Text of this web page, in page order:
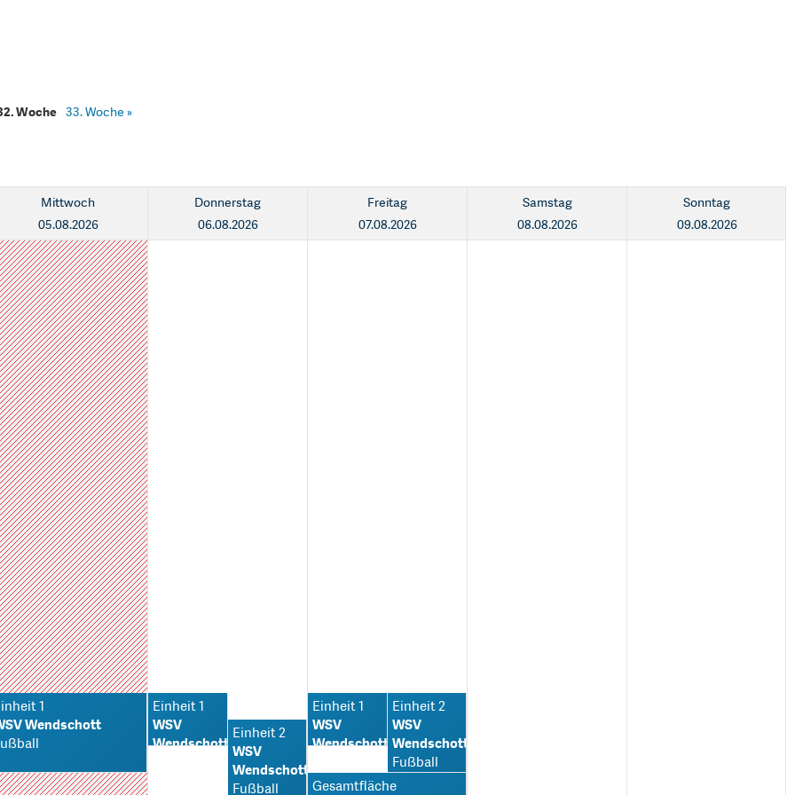
Woche 33. Woche »
Mittwoch
05.08.2026
1
Wendschott
Donnerstag
06.08.2026
Einheit 1
WSV
Wendschott
Einheit 2
WSV
Wendschott
Fußball
Freitag
07.08.2026
Einheit 1
WSV
Wendschott
Einheit 2
WSV
Wendschott
Fußball
Gesamtfläche
Samstag
08.08.2026
Sonntag
09.08.2026